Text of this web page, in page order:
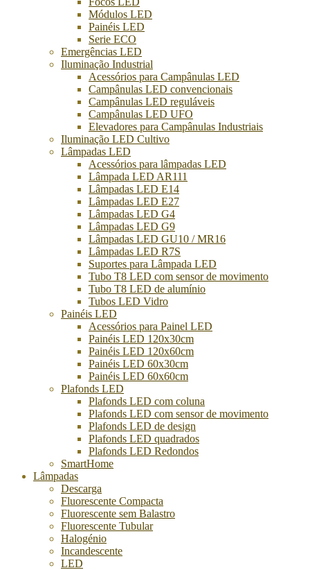
Módulos LED
Painéis LED
Serie ECO
Emergências LED
Iluminação Industrial
Acessórios para Campânulas LED
Campânulas LED convencionais
Campânulas LED reguláveis
Campânulas LED UFO
Elevadores para Campânulas Industriais
Iluminação LED Cultivo
Lâmpadas LED
Acessórios para lâmpadas LED
Lâmpada LED AR111
Lâmpadas LED E14
Lâmpadas LED E27
Lâmpadas LED G4
Lâmpadas LED G9
Lâmpadas LED GU10 / MR16
Lâmpadas LED R7S
Suportes para Lâmpada LED
Tubo T8 LED com sensor de movimento
Tubo T8 LED de alumínio
Tubos LED Vidro
Painéis LED
Acessórios para Painel LED
Painéis LED 120x30cm
Painéis LED 120x60cm
Painéis LED 60x30cm
Painéis LED 60x60cm
Plafonds LED
Plafonds LED com coluna
Plafonds LED com sensor de movimento
Plafonds LED de design
Plafonds LED quadrados
Plafonds LED Redondos
SmartHome
Lâmpadas
Descarga
Fluorescente Compacta
Fluorescente sem Balastro
Fluorescente Tubular
Halogénio
Incandescente
LED